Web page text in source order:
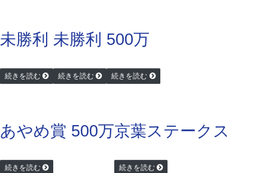
未勝利
続きを読む
未勝利
続きを読む
500万
続きを読む
あやめ賞 500万
続きを読む
京葉ステークス
続きを読む